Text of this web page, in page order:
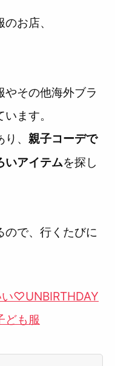
お店、
やその他海外ブラ
ます。
、
親子コーデで
いアイテムを探し
ので、行くたびに
♡UNBIRTHDAY
ども服